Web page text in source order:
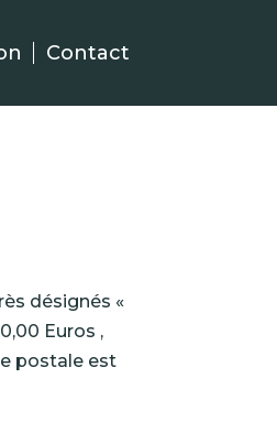
Contact
désignés «
Euros ,
postale est